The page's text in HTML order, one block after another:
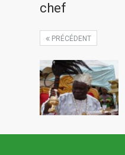
chef
PRÉCÉDENT